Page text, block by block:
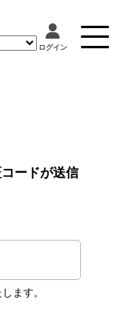
ードが送信
ます。